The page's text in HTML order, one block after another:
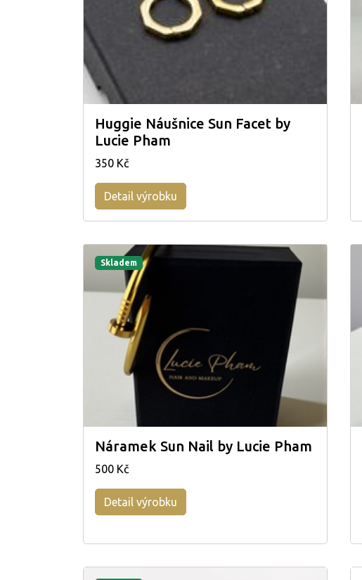
Huggie Náušnice Sun Facet by
Lucie Pham
350 Kč
Detail výrobku
Skladem
Náramek Sun Nail by Lucie Pham
500 Kč
Detail výrobku